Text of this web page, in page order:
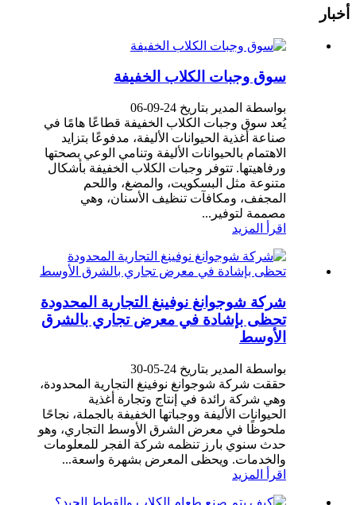
أخبار
سوق وجبات الكلاب الخفيفة
بواسطة المدير بتاريخ 24-09-06
يُعد سوق وجبات الكلاب الخفيفة قطاعًا هامًا في
صناعة أغذية الحيوانات الأليفة، مدفوعًا بتزايد
الاهتمام بالحيوانات الأليفة وتنامي الوعي بصحتها
ورفاهيتها. تتوفر وجبات الكلاب الخفيفة بأشكال
متنوعة مثل البسكويت، والمضغ، واللحم
المجفف، ومكافآت تنظيف الأسنان، وهي
مصممة لتوفير...
اقرأ المزيد
شركة شوجوانغ نوفينغ التجارية المحدودة
تحظى بإشادة في معرض تجاري بالشرق
الأوسط
بواسطة المدير بتاريخ 24-05-30
حققت شركة شوجوانغ نوفينغ التجارية المحدودة،
وهي شركة رائدة في إنتاج وتجارة أغذية
الحيوانات الأليفة ووجباتها الخفيفة بالجملة، نجاحًا
ملحوظًا في معرض الشرق الأوسط التجاري، وهو
حدث سنوي بارز تنظمه شركة الفجر للمعلومات
والخدمات. ويحظى المعرض بشهرة واسعة...
اقرأ المزيد